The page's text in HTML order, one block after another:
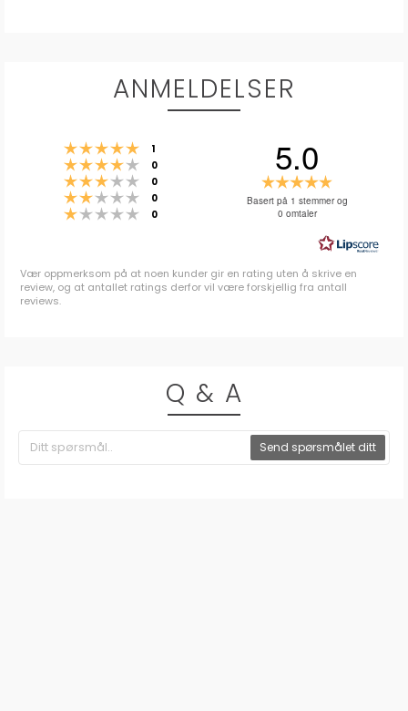
ANMELDELSER
Karakter: 5 av 5 mulige
1
Karakter: 4 av 5 mulige
0
Karakter: 3 av 5 mulige
0
Karakter: 2 av 5 mulige
0
Karakter: 1 av 5 mulige
0
5.0
5.0
5
mulige
Basert på 1 stemmer og
0 omtaler
Vær oppmerksom på at noen kunder gir en rating uten å skrive en
review, og at antallet ratings derfor vil være forskjellig fra antall
reviews.
Q & A
Send spørsmålet ditt